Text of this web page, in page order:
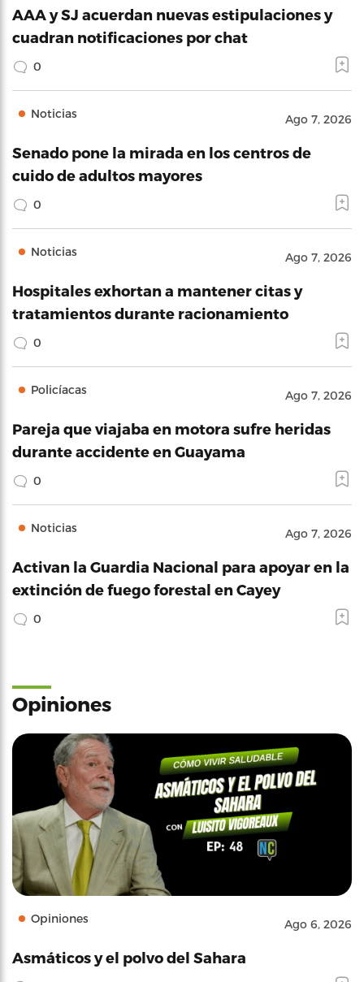
AAA y SJ acuerdan nuevas estipulaciones y
cuadran notificaciones por chat
0
Noticias Ago 7, 2026
Senado pone la mirada en los centros de
cuido de adultos mayores
0
Noticias Ago 7, 2026
Hospitales exhortan a mantener citas y
tratamientos durante racionamiento
0
Policíacas Ago 7, 2026
Pareja que viajaba en motora sufre heridas
durante accidente en Guayama
0
Noticias Ago 7, 2026
Activan la Guardia Nacional para apoyar en la
extinción de fuego forestal en Cayey
0
Opiniones
Opiniones Ago 6, 2026
Asmáticos y el polvo del Sahara